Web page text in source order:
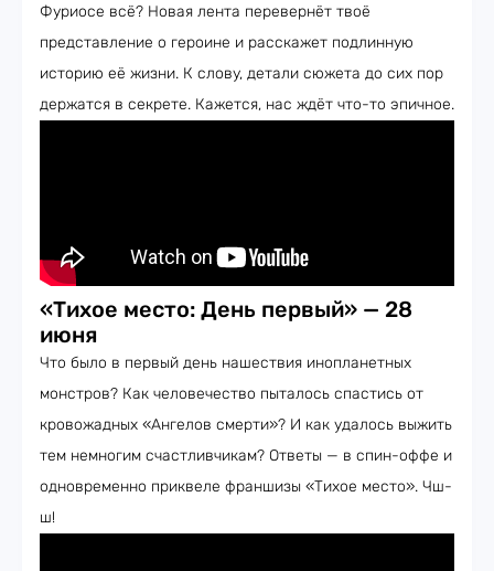
Фуриосе всё? Новая лента перевернёт твоё
представление о героине и расскажет подлинную
историю её жизни. К слову, детали сюжета до сих пор
держатся в секрете. Кажется, нас ждёт что-то эпичное.
«Тихое место: День первый» — 28
июня
Что было в первый день нашествия инопланетных
монстров? Как человечество пыталось спастись от
кровожадных «Ангелов смерти»? И как удалось выжить
тем немногим счастливчикам? Ответы — в спин-оффе и
одновременно приквеле франшизы «Тихое место». Чш-
ш!